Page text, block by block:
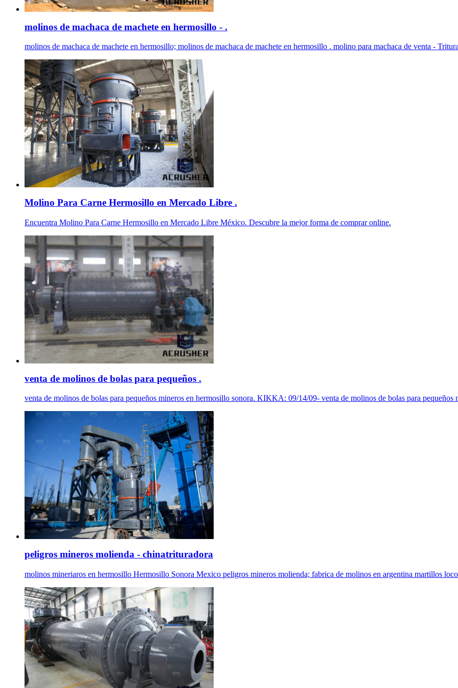
molinos de machaca de machete en hermosillo - .
molinos de machaca de machete en hermosillo; molinos de machaca de machete en hermosillo . molino para machaca de venta -
Molino Para Carne Hermosillo en Mercado Libre .
Encuentra Molino Para Carne Hermosillo en Mercado Libre México. Descubre la mejor forma de comprar online.
venta de molinos de bolas para pequeños .
venta de molinos de bolas para pequeños mineros en hermosillo sonora. KIKKA: 09/14/09- venta de molinos de bolas para pequeños
peligros mineros molienda - chinatrituradora
molinos mineriaros en hermosillo Hermosillo Sonora Mexico peligros mineros molienda; fabrica de molinos en argentina martillos